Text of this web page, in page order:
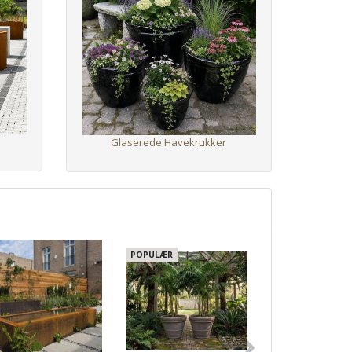
Glaserede Havekrukker
POPULÆR